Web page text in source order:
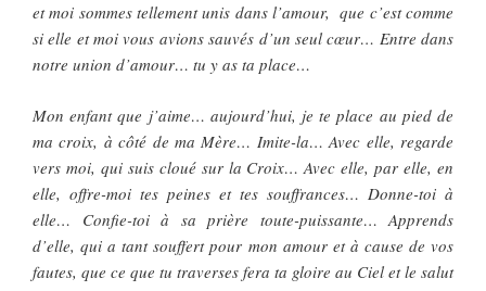
et moi sommes tellement unis dans l’amour, que c’est comme
si elle et moi vous avions sauvés d’un seul cœur… Entre dans
notre union d’amour… tu y as ta place…
Mon enfant que j’aime… aujourd’hui, je te place au pied de
ma croix, à côté de ma Mère… Imite-la… Avec elle, regarde
vers moi, qui suis cloué sur la Croix… Avec elle, par elle, en
elle, offre-moi tes peines et tes souffrances… Donne-toi à
elle… Confie-toi à sa prière toute-puissante… Apprends
d’elle, qui a tant souffert pour mon amour et à cause de vos
fautes, que ce que tu traverses fera ta gloire au Ciel et le salut